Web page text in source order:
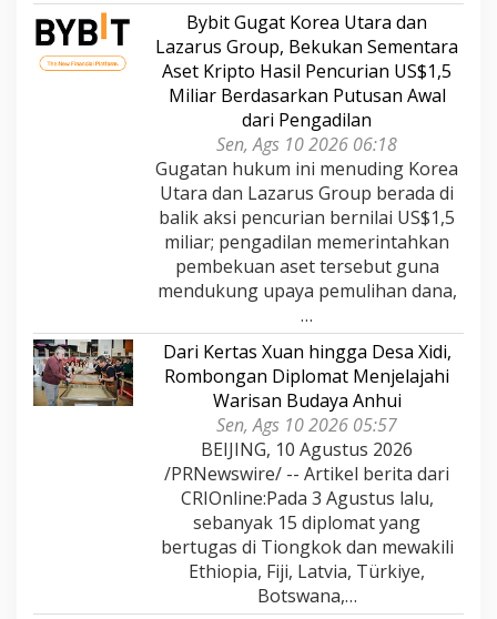
Bybit Gugat Korea Utara dan
Lazarus Group, Bekukan Sementara
Aset Kripto Hasil Pencurian US$1,5
Miliar Berdasarkan Putusan Awal
dari Pengadilan
Sen, Ags 10 2026 06:18
Gugatan hukum ini menuding Korea
Utara dan Lazarus Group berada di
balik aksi pencurian bernilai US$1,5
miliar; pengadilan memerintahkan
pembekuan aset tersebut guna
mendukung upaya pemulihan dana,
…
Dari Kertas Xuan hingga Desa Xidi,
Rombongan Diplomat Menjelajahi
Warisan Budaya Anhui
Sen, Ags 10 2026 05:57
BEIJING, 10 Agustus 2026
/PRNewswire/ -- Artikel berita dari
CRIOnline:Pada 3 Agustus lalu,
sebanyak 15 diplomat yang
bertugas di Tiongkok dan mewakili
Ethiopia, Fiji, Latvia, Türkiye,
Botswana,…